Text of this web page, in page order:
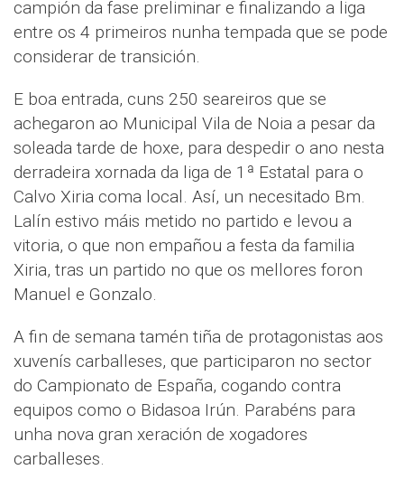
campión da fase preliminar e finalizando a liga
entre os 4 primeiros nunha tempada que se pode
considerar de transición.
E boa entrada, cuns 250 seareiros que se
achegaron ao Municipal Vila de Noia a pesar da
soleada tarde de hoxe, para despedir o ano nesta
derradeira xornada da liga de 1ª Estatal para o
Calvo Xiria coma local. Así, un necesitado Bm.
Lalín estivo máis metido no partido e levou a
vitoria, o que non empañou a festa da familia
Xiria, tras un partido no que os mellores foron
Manuel e Gonzalo.
A fin de semana tamén tiña de protagonistas aos
xuvenís carballeses, que participaron no sector
do Campionato de España, cogando contra
equipos como o Bidasoa Irún. Parabéns para
unha nova gran xeración de xogadores
carballeses.